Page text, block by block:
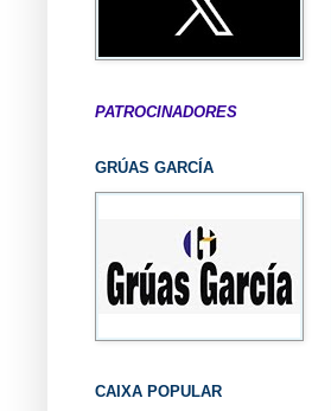
PATROCINADORES
GRÚAS GARCÍA
CAIXA POPULAR